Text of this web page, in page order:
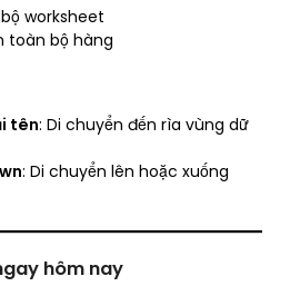
worksheet
toàn bộ hàng
tên: Di chuyển đến rìa vùng dữ
: Di chuyển lên hoặc xuống
hôm nay